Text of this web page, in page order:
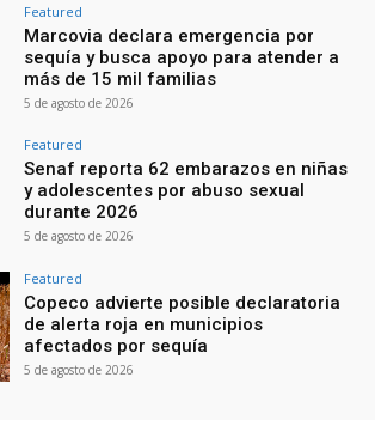
Featured
Marcovia declara emergencia por
sequía y busca apoyo para atender a
más de 15 mil familias
5 de agosto de 2026
Featured
Senaf reporta 62 embarazos en niñas
y adolescentes por abuso sexual
durante 2026
5 de agosto de 2026
Featured
Copeco advierte posible declaratoria
de alerta roja en municipios
afectados por sequía
5 de agosto de 2026